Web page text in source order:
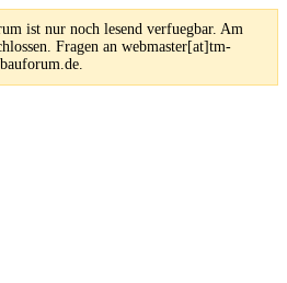
ist nur noch lesend verfuegbar. Am
Fragen an webmaster[at]tm-
bauforum.de.